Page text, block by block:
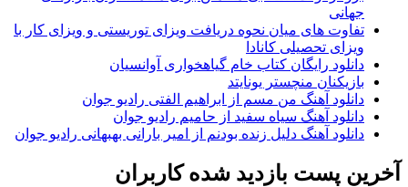
جهانی
تفاوت های میان نحوه دریافت ویزای توریستی و ویزای کار با
ویزای تحصیلی کانادا
دانلود رایگان کتاب خام گیاهخواری آوانسیان
بازیکنان منچستر یونایتد
دانلود آهنگ من مسم از ابراهیم الفتی رادیو جوان
دانلود آهنگ سیاه سفید از حامیم رادیو جوان
دانلود آهنگ دلیل زنده بودنم از امیر بارانی بهبهانی رادیو جوان
آخرین پست بازدید شده کاربران